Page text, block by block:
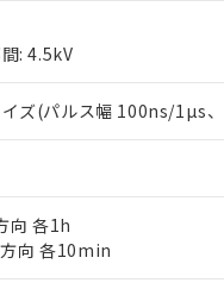
: 4.5kV
イズ(パルス幅 100ns/1µs
向 各1h
向 各10min
ービスに関するお客様と
とは、"個人情報の共同
す。
ンロード
ウンロードすることがで
）の非含有証明書
当社基準）
ル酸エステル類４物質の
に対応日を記載しておりま
在庫切替を完了してい
社販売部門へお問い合わせ